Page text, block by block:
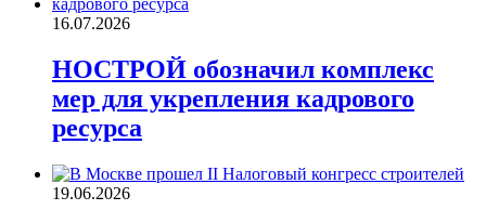
16.07.2026
НОСТРОЙ обозначил комплекс
мер для укрепления кадрового
ресурса
19.06.2026